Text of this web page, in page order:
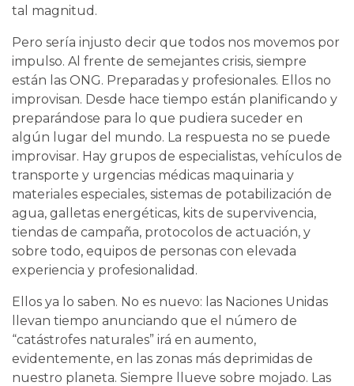
tal magnitud.
Pero sería injusto decir que todos nos movemos por
impulso. Al frente de semejantes crisis, siempre
están las ONG. Preparadas y profesionales. Ellos no
improvisan. Desde hace tiempo están planificando y
preparándose para lo que pudiera suceder en
algún lugar del mundo. La respuesta no se puede
improvisar. Hay grupos de especialistas, vehículos de
transporte y urgencias médicas maquinaria y
materiales especiales, sistemas de potabilización de
agua, galletas energéticas, kits de supervivencia,
tiendas de campaña, protocolos de actuación, y
sobre todo, equipos de personas con elevada
experiencia y profesionalidad.
Ellos ya lo saben. No es nuevo: las Naciones Unidas
llevan tiempo anunciando que el número de
“catástrofes naturales” irá en aumento,
evidentemente, en las zonas más deprimidas de
nuestro planeta. Siempre llueve sobre mojado. Las